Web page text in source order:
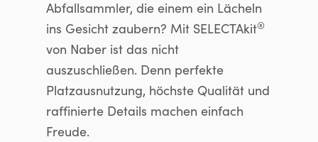
Abfallsammler, die einem ein Lächeln
ins Gesicht zaubern? Mit SELECTAkit®
von Naber ist das nicht
auszuschließen. Denn perfekte
Platzausnutzung, höchste Qualität und
raffinierte Details machen einfach
Freude.